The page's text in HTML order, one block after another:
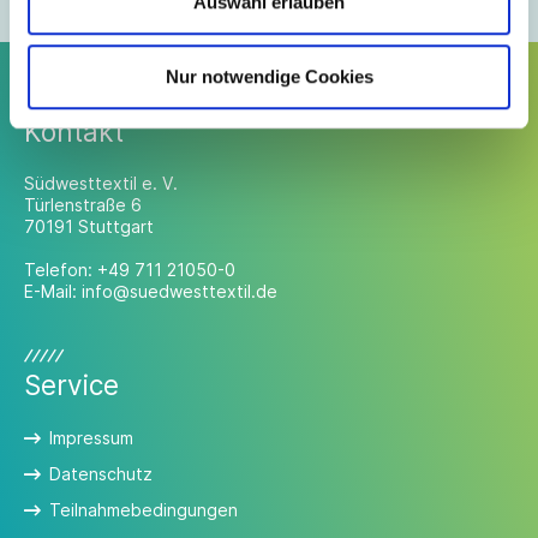
Nur notwendige Cookies
Kontakt
Südwesttextil e. V.
Türlenstraße 6
70191 Stuttgart
Telefon: +49 711 21050-0
E-Mail: info@suedwesttextil.de
Service
Impressum
Datenschutz
Teilnahmebedingungen